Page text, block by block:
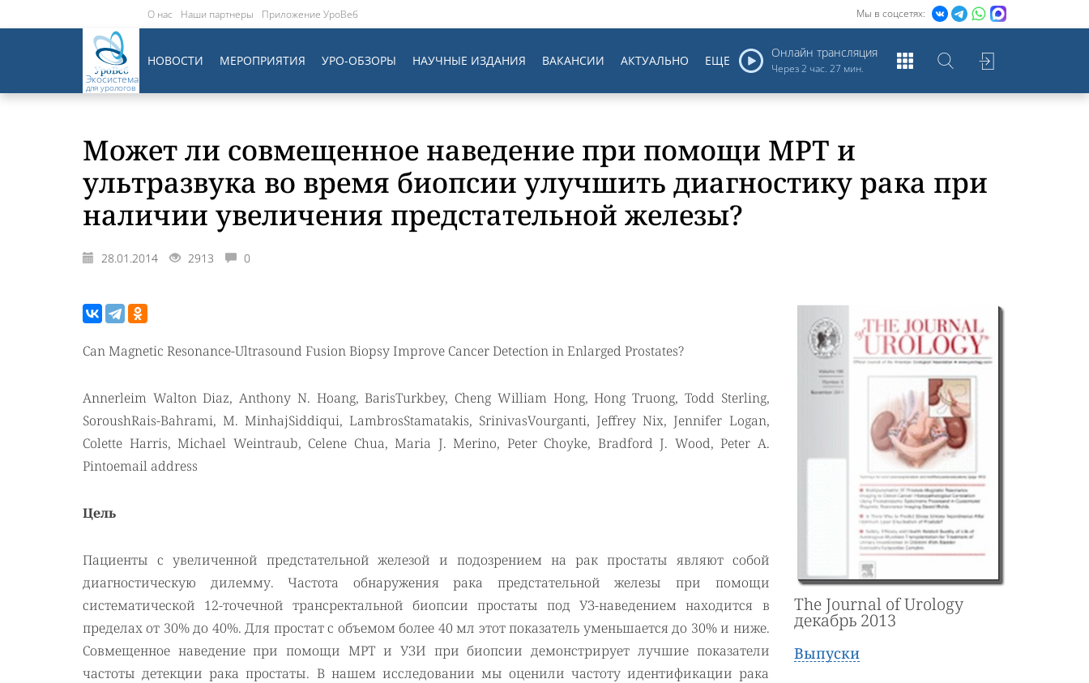
Мы в соцсетях:
О нас Наши партнеры Приложение УроВеб
Экосистема
для урологов
Онлайн трансляция
Через2 час. 26 мин.
НОВОСТИ МЕРОПРИЯТИЯ УРО-ОБЗОРЫ НАУЧНЫЕ ИЗДАНИЯ ВАКАНСИИ АКТУАЛЬНО ЕЩЕ
Может ли совмещенное наведение при помощи МРТ и
ультразвука во время биопсии улучшить диагностику рака при
наличии увеличения предстательной железы?
28.01.2014 2913 0
Can Magnetic Resonance-Ultrasound Fusion Biopsy Improve Cancer Detection in Enlarged Prostates?
Annerleim Walton Diaz, Anthony N. Hoang, BarisTurkbey, Cheng William Hong, Hong Truong, Todd Sterling,
SoroushRais-Bahrami, M. MinhajSiddiqui, LambrosStamatakis, SrinivasVourganti, Jeffrey Nix, Jennifer Logan,
Colette Harris, Michael Weintraub, Celene Chua, Maria J. Merino, Peter Choyke, Bradford J. Wood, Peter A.
Pintoemail address
Цель
Пациенты с увеличенной предстательной железой и подозрением на рак простаты являют собой
диагностическую дилемму. Частота обнаружения рака предстательной железы при помощи
систематической 12-точечной трансректальной биопсии простаты под УЗ-наведением находится в
пределах от 30% до 40%. Для простат с объемом более 40 мл этот показатель уменьшается до 30% и ниже.
Совмещенное наведение при помощи МРТ и УЗИ при биопсии демонстрирует лучшие показатели
частоты детекции рака простаты. В нашем исследовании мы оценили частоту идентификации рака
The Journal of Urology
декабрь 2013
Выпуски